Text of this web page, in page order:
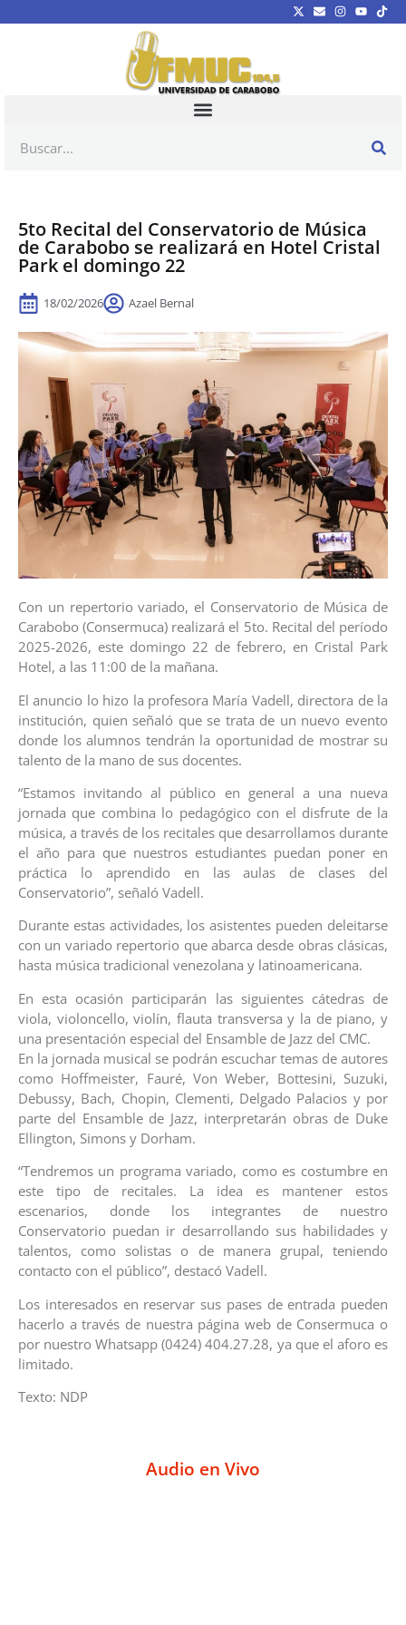
5to Recital del Conservatorio de Música
de Carabobo se realizará en Hotel Cristal
Park el domingo 22
18/02/2026 Azael Bernal
Con un repertorio variado, el Conservatorio de Música de
Carabobo (Consermuca) realizará el 5to. Recital del período
2025-2026, este domingo 22 de febrero, en Cristal Park
Hotel, a las 11:00 de la mañana.
El anuncio lo hizo la profesora María Vadell, directora de la
institución, quien señaló que se trata de un nuevo evento
donde los alumnos tendrán la oportunidad de mostrar su
talento de la mano de sus docentes.
“Estamos invitando al público en general a una nueva
jornada que combina lo pedagógico con el disfrute de la
música, a través de los recitales que desarrollamos durante
el año para que nuestros estudiantes puedan poner en
práctica lo aprendido en las aulas de clases del
Conservatorio”, señaló Vadell.
Durante estas actividades, los asistentes pueden deleitarse
con un variado repertorio que abarca desde obras clásicas,
hasta música tradicional venezolana y latinoamericana.
En esta ocasión participarán las siguientes cátedras de
viola, violoncello, violín, flauta transversa y la de piano, y
una presentación especial del Ensamble de Jazz del CMC.
En la jornada musical se podrán escuchar temas de autores
como Hoffmeister, Fauré, Von Weber, Bottesini, Suzuki,
Debussy, Bach, Chopin, Clementi, Delgado Palacios y por
parte del Ensamble de Jazz, interpretarán obras de Duke
Ellington, Simons y Dorham.
“Tendremos un programa variado, como es costumbre en
este tipo de recitales. La idea es mantener estos
escenarios, donde los integrantes de nuestro
Conservatorio puedan ir desarrollando sus habilidades y
talentos, como solistas o de manera grupal, teniendo
contacto con el público”, destacó Vadell.
Los interesados en reservar sus pases de entrada pueden
hacerlo a través de nuestra página web de Consermuca o
por nuestro Whatsapp (0424) 404.27.28, ya que el aforo es
limitado.
Texto: NDP
Audio en Vivo